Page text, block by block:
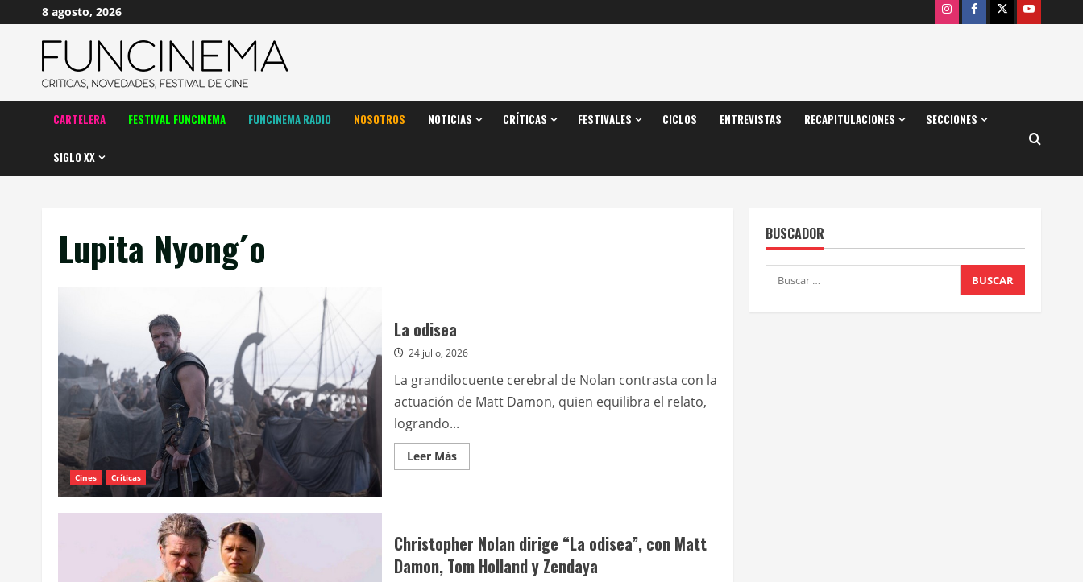
contenido
8 agosto, 2026 InstagramFacebook
X Youtube
CARTELERA FESTIVAL FUNCINEMA FUNCINEMA RADIO NOSOTROS NOTICIAS CRÍTICAS FESTIVALES CICLOS ENTREVISTAS RECAPITULACIONES SECCIONES
SIGLO XX
Lupita Nyong´o
Cines Críticas
La odisea
24 julio, 2026
La grandilocuente cerebral de Nolan contrasta con la
actuación de Matt Damon, quien equilibra el relato,
logrando...
Leer MásLeer
más
Christopher Nolan dirige “La odisea”, con Matt
Damon, Tom Holland y Zendaya
BUSCADOR
Buscar: